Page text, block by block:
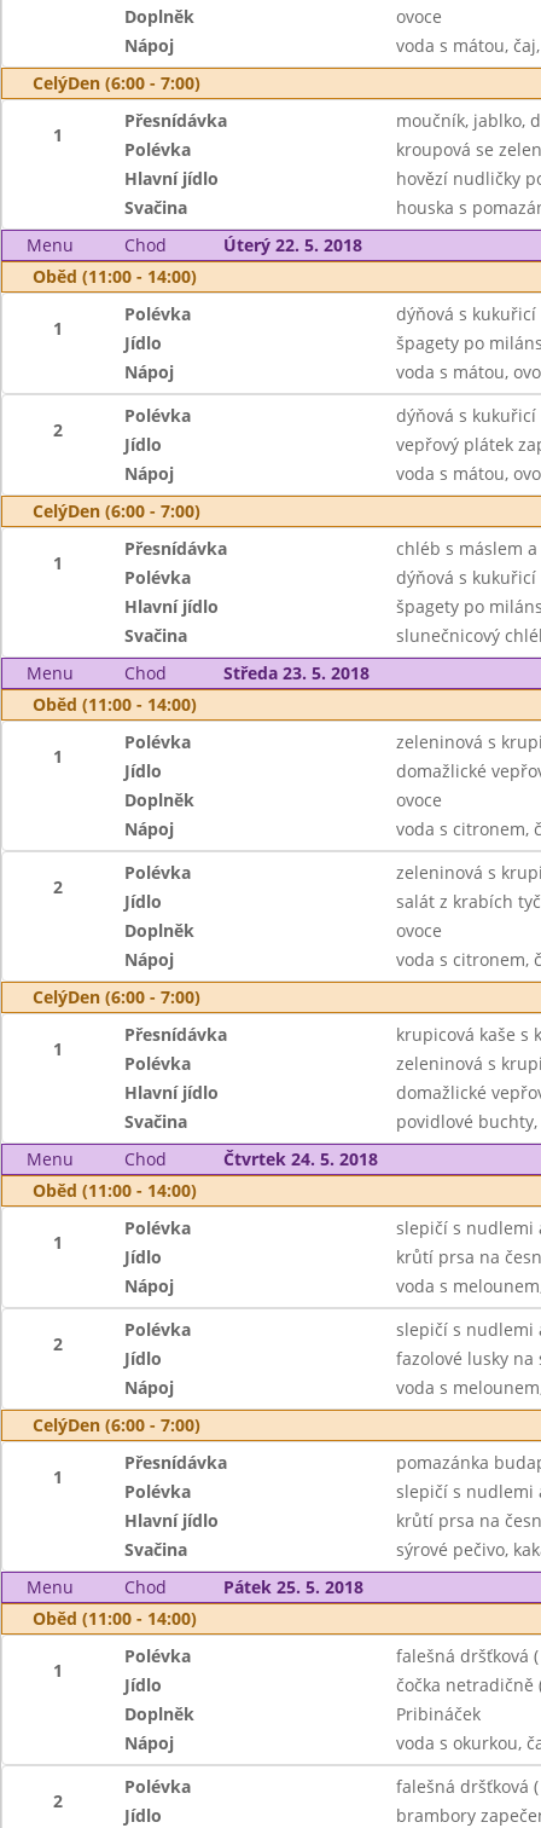
Doplněk
ovoce
Nápoj
voda s mátou,
CelýDen (6:00 - 7:00)
1
Přesnídávka
moučník, jablko,
Polévka
kroupová se
Hlavní jídlo
hovězí nudličky
Svačina
houska s
Menu
Chod
Úterý 22. 5. 2018
Oběd (11:00 - 14:00)
1
Polévka
dýňová s kukuřicí
Jídlo
špagety po
Nápoj
voda s mátou,
2
Polévka
dýňová s kukuřicí
Jídlo
vepřový plátek
Nápoj
voda s mátou,
CelýDen (6:00 - 7:00)
1
Přesnídávka
chléb s máslem
Polévka
dýňová s kukuřicí
Hlavní jídlo
špagety po
Svačina
slunečnicový
Menu
Chod
Středa 23. 5. 2018
Oběd (11:00 - 14:00)
1
Polévka
zeleninová s
Jídlo
domažlické
Doplněk
ovoce
Nápoj
voda s citronem,
2
Polévka
zeleninová s
Jídlo
salát z krabích
Doplněk
ovoce
Nápoj
voda s citronem,
CelýDen (6:00 - 7:00)
1
Přesnídávka
krupicová kaše s
Polévka
zeleninová s
Hlavní jídlo
domažlické
Svačina
povidlové
Menu
Chod
Čtvrtek 24. 5. 2018
Oběd (11:00 - 14:00)
1
Polévka
slepičí s nudlemi
Jídlo
krůtí prsa na
Nápoj
voda s
2
Polévka
slepičí s nudlemi
Jídlo
fazolové lusky na
Nápoj
voda s
CelýDen (6:00 - 7:00)
1
Přesnídávka
pomazánka
Polévka
slepičí s nudlemi
Hlavní jídlo
krůtí prsa na
Svačina
sýrové pečivo,
Menu
Chod
Pátek 25. 5. 2018
Oběd (11:00 - 14:00)
1
Polévka
falešná dršťková
Jídlo
čočka netradičně
Doplněk
Pribináček
Nápoj
voda s okurkou,
2
Polévka
falešná dršťková
Jídlo
brambory